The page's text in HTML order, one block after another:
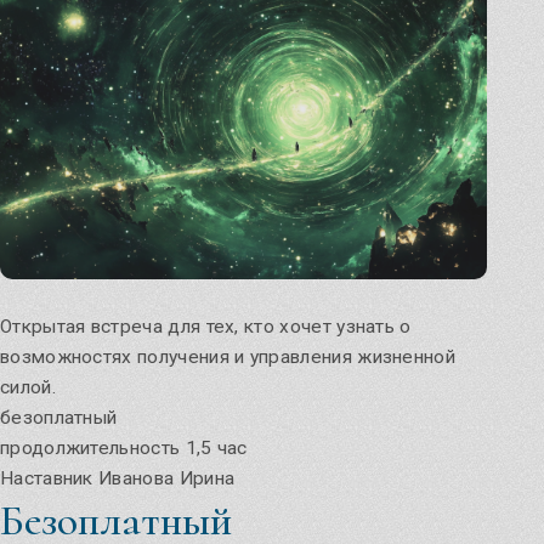
Чуров День
Обратимся к силе Предков!
Узнать
Ведовское знание
Домашняя магия
Кологодные обряды
Мастерские программы
углубите свои знания
Вебинары и праздники июля
Открытая встреча для тех, кто хочет узнать о
возможностях получения и управления жизненной
силой.
безоплатный
продолжительность 1,5 час
Наставник Иванова Ирина
Безоплатный